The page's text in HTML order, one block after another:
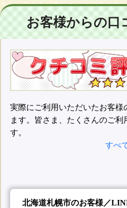
お客様からの口
実際にご利用いただいたお客様
ます。皆さま、たくさんのご利
す。
すべ
北海道札幌市のお客様／